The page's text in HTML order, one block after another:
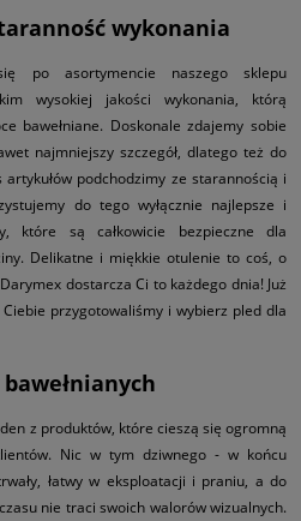
wykonania
po asortymencie naszego sklepu
wysokiej jakości wykonania, którą
bawełniane. Doskonale zdajemy sobie
najmniejszy szczegół, dlatego też do
podchodzimy ze starannością i
do tego wyłącznie najlepsze i
które są całkowicie bezpieczne dla
Delikatne i miękkie otulenie to coś, o
dostarcza Ci to każdego dnia! Już
przygotowaliśmy i wybierz pled dla
z produktów, które cieszą się ogromną
Nic w tym dziwnego - w końcu
łatwy w eksploatacji i praniu, a do
nie traci swoich walorów wizualnych.